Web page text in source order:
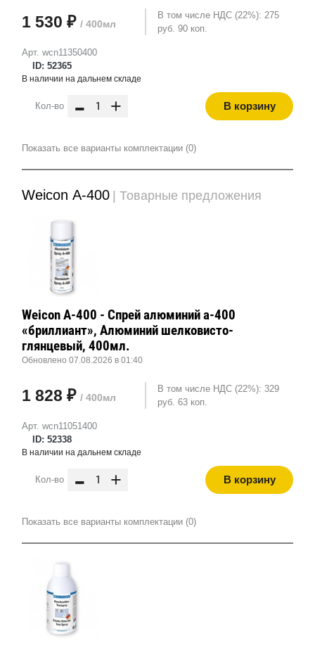
Арт. wcn11350400
ID: 52365
1 530 ₽ / 400мл
В том числе НДС (22%): 275
руб. 90 коп.
В наличии на дальнем складе
Кол-во - + В корзину
Показать все варианты комплектации (0)
Weicon А-400 | Товарные предложения
Арт. wcn11051400
ID: 52338
Weicon А-400 - Спрей алюминий а-400
«бриллиант», Алюминий шелковисто-
глянцевый, 400мл.
Обновлено 07.08.2026 в 01:40
1 828 ₽ / 400мл
В том числе НДС (22%): 329
руб. 63 коп.
В наличии на дальнем складе
Кол-во - + В корзину
Показать все варианты комплектации (0)